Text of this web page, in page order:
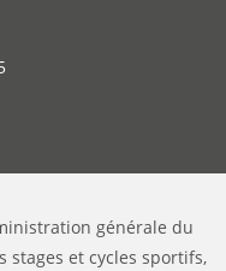
générale du
stages et cycles sportifs,